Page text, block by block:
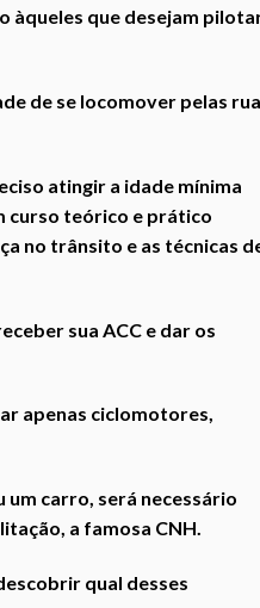
àqueles que desejam
de se locomover pelas
atingir a idade mínima
curso teórico e prático
no trânsito e as técnicas
sua ACC e dar os
apenas ciclomotores,
carro, será necessário
a famosa CNH.
qual desses